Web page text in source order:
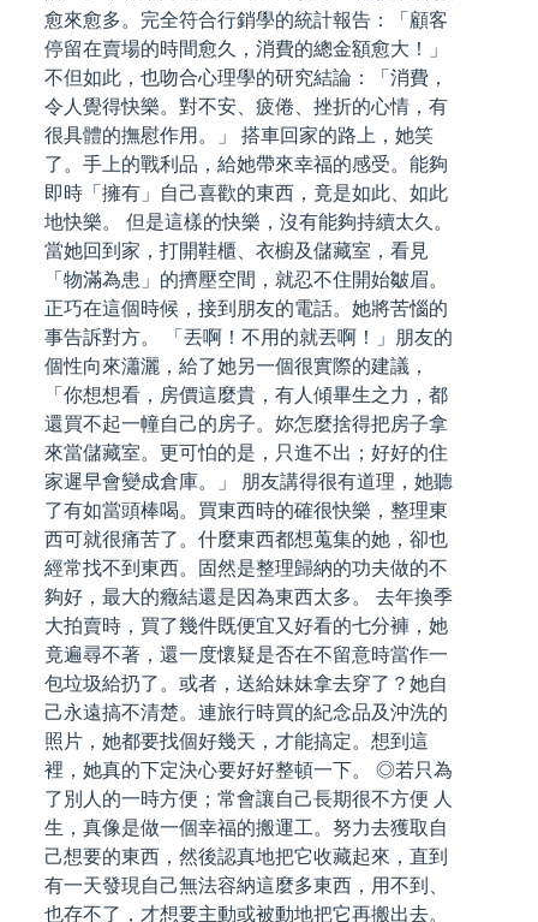
愈來愈多。完全符合行銷學的統計報告：「顧客
停留在賣場的時間愈久，消費的總金額愈大！」
不但如此，也吻合心理學的研究結論：「消費，
令人覺得快樂。對不安、疲倦、挫折的心情，有
很具體的撫慰作用。」 搭車回家的路上，她笑
了。手上的戰利品，給她帶來幸福的感受。能夠
即時「擁有」自己喜歡的東西，竟是如此、如此
地快樂。 但是這樣的快樂，沒有能夠持續太久。
當她回到家，打開鞋櫃、衣櫥及儲藏室，看見
「物滿為患」的擠壓空間，就忍不住開始皺眉。
正巧在這個時候，接到朋友的電話。她將苦惱的
事告訴對方。 「丟啊！不用的就丟啊！」朋友的
個性向來瀟灑，給了她另一個很實際的建議，
「你想想看，房價這麼貴，有人傾畢生之力，都
還買不起一幢自己的房子。妳怎麼捨得把房子拿
來當儲藏室。更可怕的是，只進不出；好好的住
家遲早會變成倉庫。」 朋友講得很有道理，她聽
了有如當頭棒喝。買東西時的確很快樂，整理東
西可就很痛苦了。什麼東西都想蒐集的她，卻也
經常找不到東西。固然是整理歸納的功夫做的不
夠好，最大的癥結還是因為東西太多。 去年換季
大拍賣時，買了幾件既便宜又好看的七分褲，她
竟遍尋不著，還一度懷疑是否在不留意時當作一
包垃圾給扔了。或者，送給妹妹拿去穿了？她自
己永遠搞不清楚。連旅行時買的紀念品及沖洗的
照片，她都要找個好幾天，才能搞定。想到這
裡，她真的下定決心要好好整頓一下。 ◎若只為
了別人的一時方便；常會讓自己長期很不方便 人
生，真像是做一個幸福的搬運工。努力去獲取自
己想要的東西，然後認真地把它收藏起來，直到
有一天發現自己無法容納這麼多東西，用不到、
也存不了，才想要主動或被動地把它再搬出去。